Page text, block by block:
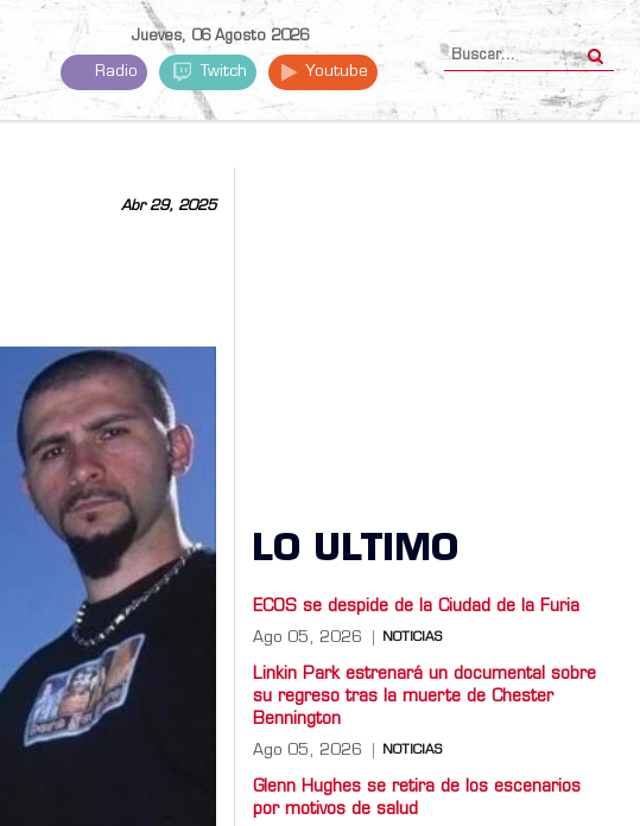
Jueves, 06 Agosto 2026
Radio Twitch Youtube
Abr 29, 2025
LO ULTIMO
ECOS se despide de la Ciudad de la Furia
Ago 05, 2026 NOTICIAS
Linkin Park estrenará un documental sobre
su regreso tras la muerte de Chester
Bennington
Ago 05, 2026 NOTICIAS
Glenn Hughes se retira de los escenarios
por motivos de salud